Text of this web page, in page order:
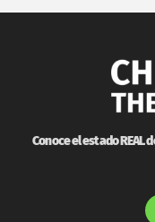
Conoce el estado REAL